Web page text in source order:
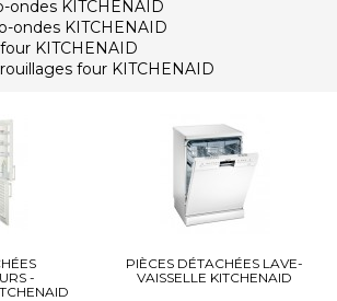
ondes KITCHENAID
ondes KITCHENAID
KITCHENAID
four KITCHENAID
-
PIÈCES DÉTACHÉES LAVE-
VAISSELLE KITCHENAID